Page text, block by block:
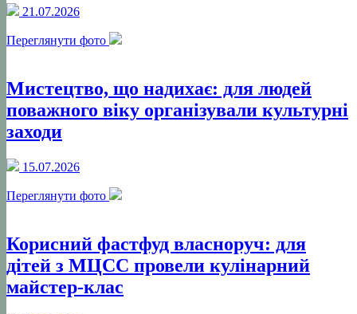
21.07.2026
Переглянути фото
Мистецтво, що надихає: для людей
поважного віку організували культурні
заходи
15.07.2026
Переглянути фото
Корисний фастфуд власноруч: для
дітей з МЦСС провели кулінарний
майстер-клас